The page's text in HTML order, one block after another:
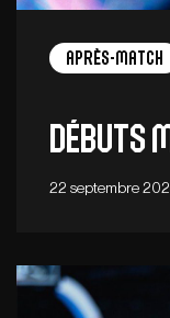
Après-match
Débuts
22 septembre